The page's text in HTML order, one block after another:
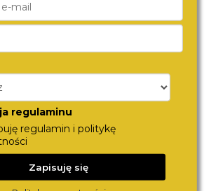
ROSEFIELD
regulaminu
regulamin i politykę
Zapisuję się